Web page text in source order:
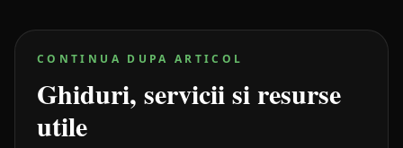
CONTINUA DUPA ARTICOL
Ghiduri, servicii si resurse
utile